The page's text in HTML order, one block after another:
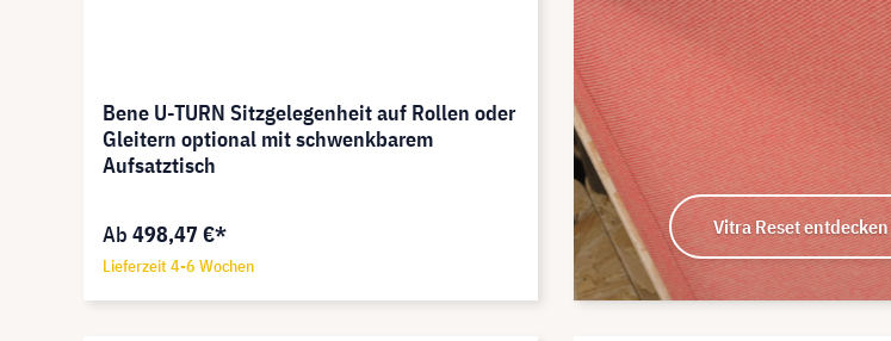
Bene U-TURN Sitzgelegenheit auf Rollen oder
Gleitern optional mit schwenkbarem
Aufsatztisch
Ab 498,47 €*
Lieferzeit 4-6 Wochen
Vitra Reset entdecken